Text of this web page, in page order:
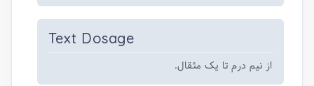
Text Dosage
از نیم درم تا یک مثقال.